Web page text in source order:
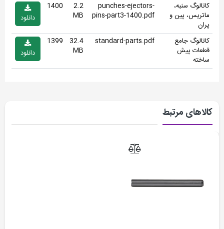
کاتالوگ سنبه،
ماتریس، پین و
پران
punches-ejectors-
pins-part3-1400.pdf
2.2
MB
1400
دانلود
کاتالوگ جامع
قطعات پیش
ساخته
standard-parts.pdf
32.4
MB
1399
دانلود
کالاهای مرتبط